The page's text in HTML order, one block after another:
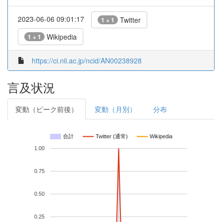
2023-06-06 09:01:17 1 + 1 Twitter
1 + 1 Wikipedia
https://ci.nii.ac.jp/ncid/AN00238928
言及状況
変動（ピーク前後） 変動（月別） 分布
合計 Twitter (通常) Wikipedia
0.25
0.50
0.75
1.00